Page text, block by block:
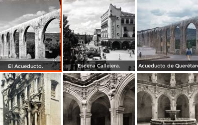
El Acueducto. Escena Callejera.